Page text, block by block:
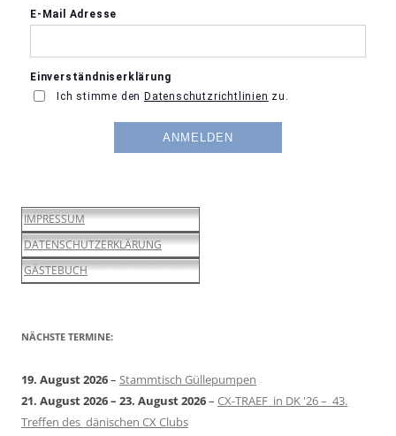
IMPRESSUM
DATENSCHUTZERKLÄRUNG
GÄSTEBUCH
NÄCHSTE TERMINE:
19. August 2026– Stammtisch Güllepumpen
21. August 2026– 23. August 2026– CX-TRAEF in DK '26 – 43.
Treffen des dänischen CX Clubs